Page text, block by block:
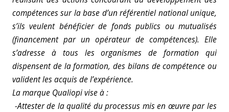
compétences sur la base d’un référentiel national unique,
s’ils veulent bénéficier de fonds publics ou mutualisés
(financement par un opérateur de compétences). Elle
s’adresse à tous les organismes de formation qui
dispensent de la formation, des bilans de compétence ou
valident les acquis de l’expérience.
La marque Qualiopi vise à :
-Attester de la qualité du processus mis en œuvre par les